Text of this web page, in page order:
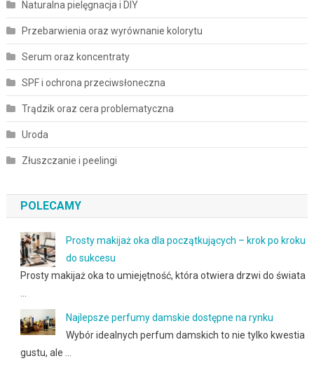
Naturalna pielęgnacja i DIY
Przebarwienia oraz wyrównanie kolorytu
Serum oraz koncentraty
SPF i ochrona przeciwsłoneczna
Trądzik oraz cera problematyczna
Uroda
Złuszczanie i peelingi
POLECAMY
Prosty makijaż oka dla początkujących – krok po kroku
do sukcesu
Prosty makijaż oka to umiejętność, która otwiera drzwi do świata
Najlepsze perfumy damskie dostępne na rynku
Wybór idealnych perfum damskich to nie tylko kwestia
gustu, ale …